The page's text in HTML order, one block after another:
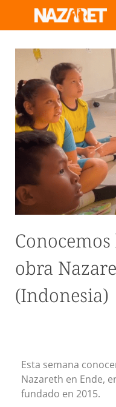
obra
(Indonesia)
Esta semana
Nazareth en Ende,
fundado en 2015.